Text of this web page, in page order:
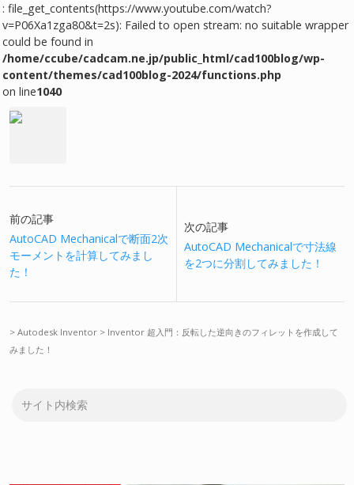
: file_get_contents(https://www.youtube.com/watch?
v=P06Xa1zga80&t=2s): Failed to open stream: no suitable wrapper
could be found in
/home/ccube/cadcam.ne.jp/public_html/cad100blog/wp-
content/themes/cad100blog-2024/functions.php
on line1040
前の記事
AutoCAD Mechanicalで断面2次
モーメントを計算してみまし
た！
次の記事
AutoCAD Mechanicalで寸法線
を2つに分割してみました！
> Autodesk Inventor > Inventor 超入門：反転した逆向きのフィレットを作成して
みました！